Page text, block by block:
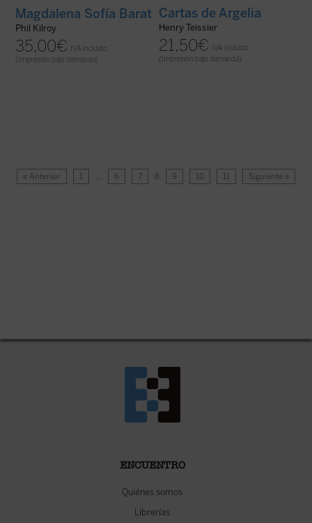
Magdalena Sofía Barat
Phil Kilroy
35,00€ IVA incluido
(Impresión bajo demanda)
Cartas de Argelia
Henry Teissier
21,50€ IVA incluido
(Impresión bajo demanda)
« Anterior 1 … 6 7 8 9 10 11 Siguiente »
ENCUENTRO
Quiénes somos
Librerías